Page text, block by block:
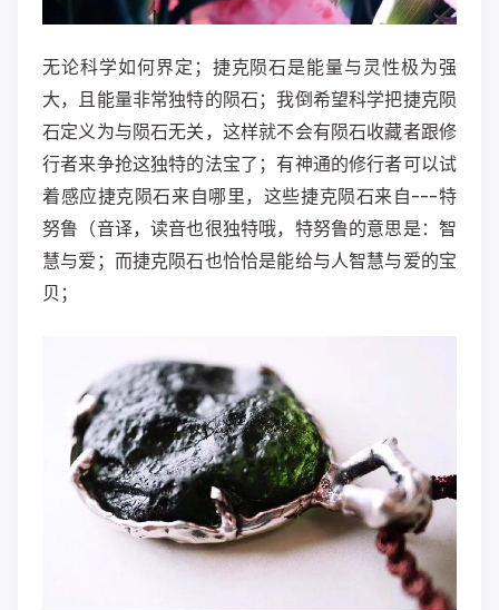
无论科学如何界定；捷克陨石是能量与灵性极为强
大，且能量非常独特的陨石；我倒希望科学把捷克陨
石定义为与陨石无关，这样就不会有陨石收藏者跟修
行者来争抢这独特的法宝了；有神通的修行者可以试
着感应捷克陨石来自哪里，这些捷克陨石来自---特
努鲁（音译，读音也很独特哦，特努鲁的意思是：智
慧与爱；而捷克陨石也恰恰是能给与人智慧与爱的宝
贝；